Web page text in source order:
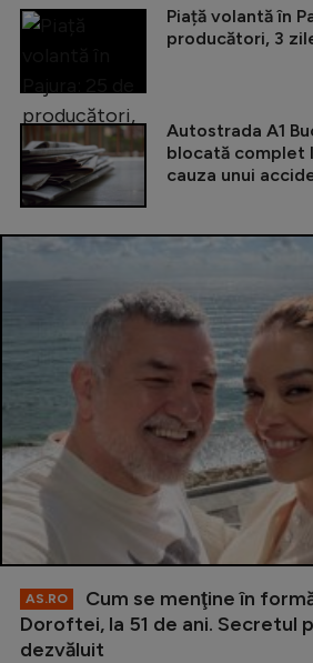
Piață volantă în
producători, 3
Autostrada A1
blocată complet
cauza unui
AS.RO
Cum se menţine în
Doroftei, la 51 de ani. Secretul
dezvăluit